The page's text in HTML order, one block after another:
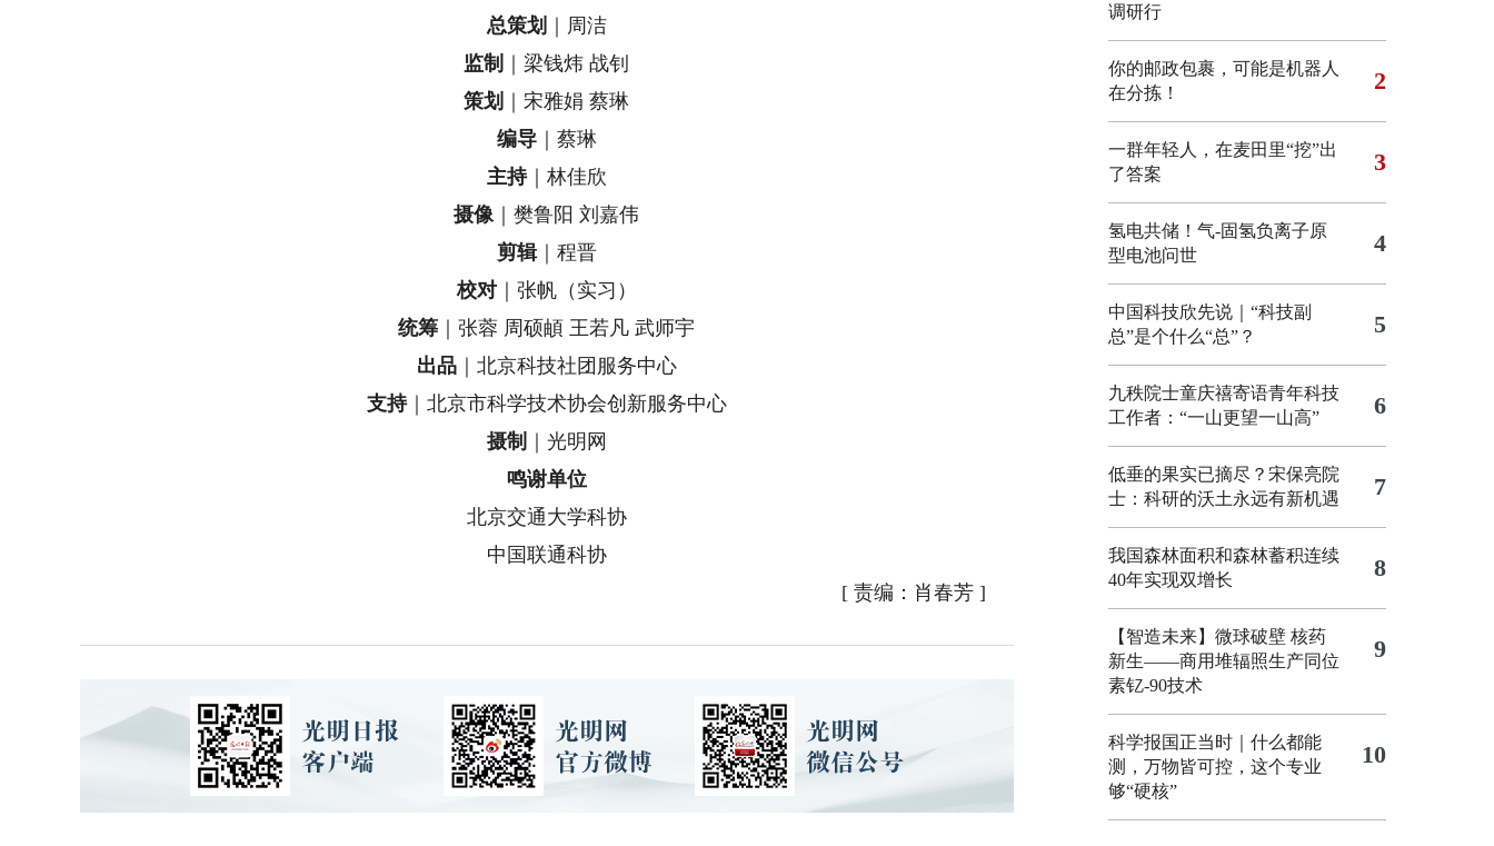
总策划
｜周洁​​​
监制
｜梁钱炜 战钊
策划
｜宋雅娟 蔡琳
编导｜蔡琳
主持｜林佳欣
摄像｜樊鲁阳 刘嘉伟
剪辑｜程晋
校对｜张帆（实习）
统筹 ｜张蓉 周硕頔 王若凡 武师宇
出品｜北京科技社团服务中心
支持｜北京市科学技术协会创新服务中心
摄制
｜光明网
鸣谢单位
北京交通大学科协
中国联通科协
[ 责编：肖春芳 ]
调研行
你的邮政包裹，可能是机器人
在分拣！
2
一群年轻人，在麦田里“挖”出
了答案
3
氢电共储！气-固氢负离子原
型电池问世
4
中国科技欣先说｜“科技副
总”是个什么“总”？
5
九秩院士童庆禧寄语青年科技
工作者：“一山更望一山高”
6
低垂的果实已摘尽？宋保亮院
士：科研的沃土永远有新机遇
7
我国森林面积和森林蓄积连续
40年实现双增长
8
【智造未来】微球破壁 核药
新生——商用堆辐照生产同位
素钇-90技术
9
科学报国正当时｜什么都能
测，万物皆可控，这个专业
够“硬核”
10